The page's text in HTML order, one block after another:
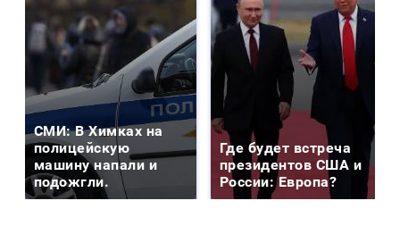
СМИ: В Химках на
полицейскую
машину напали и
подожгли.
Где будет встреча
президентов США и
России: Европа?